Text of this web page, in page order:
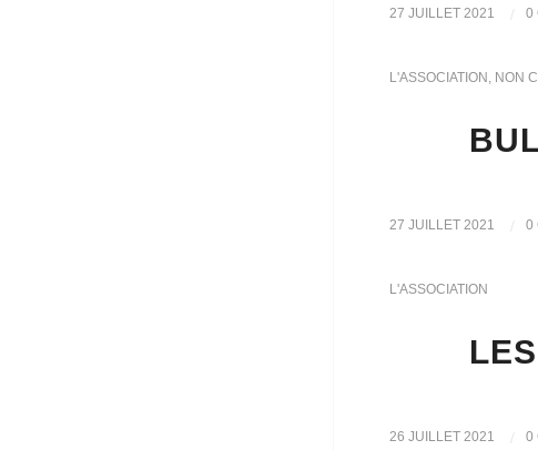
27 JUILLET 2021 / 0
L'ASSOCIATION , NON
27 JUILLET 2021 / 0
L'ASSOCIATION
26 JUILLET 2021 / 0